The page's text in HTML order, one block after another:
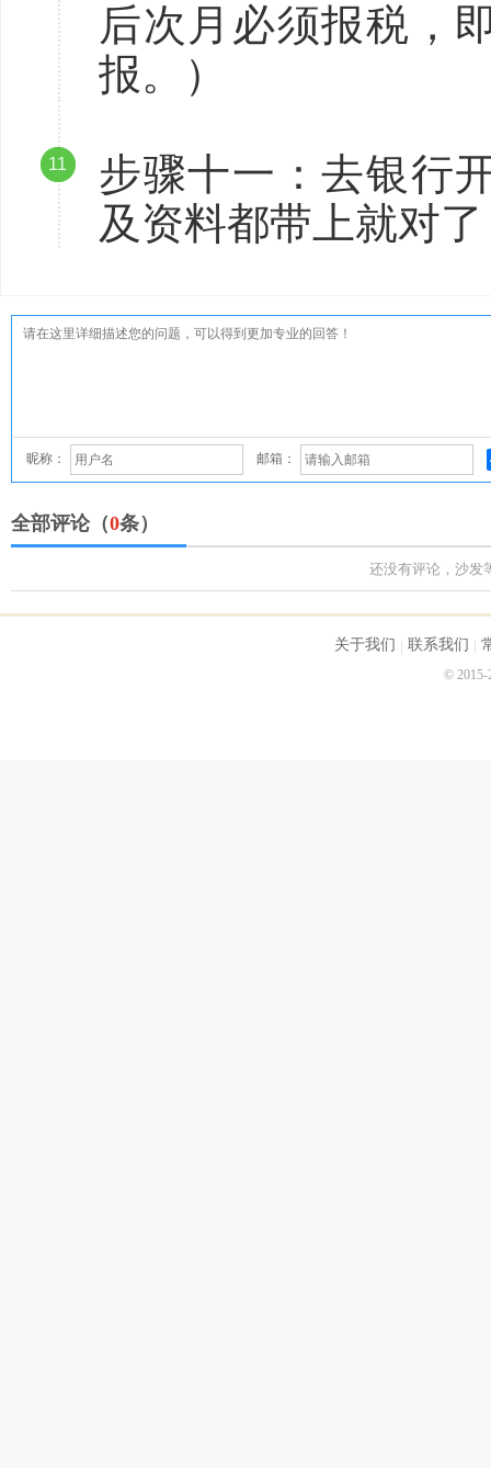
后次月必须报税，
报。）
11
步骤十一：去银行
及资料都带上就对
昵称： 邮箱：
全部评论（0条）
还没有评论，沙发
关于我们 联系我们
© 2015-